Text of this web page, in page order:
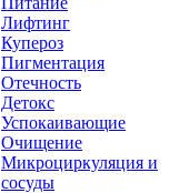
Лифтинг
Купероз
Пигментация
Отечность
Детокс
Успокаивающие
Очищение
Микроциркуляция и
сосуды